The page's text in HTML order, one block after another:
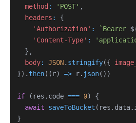
method : 'POST' ,
headers :
{
'Authorization' : ` Bearer
'Content-Type' :
} ,
body: JSON. stringify({
}) .then( ( r) => r. json( ) )
if ( res . code === 0)
{
await
saveToBucket ( res . data.
}